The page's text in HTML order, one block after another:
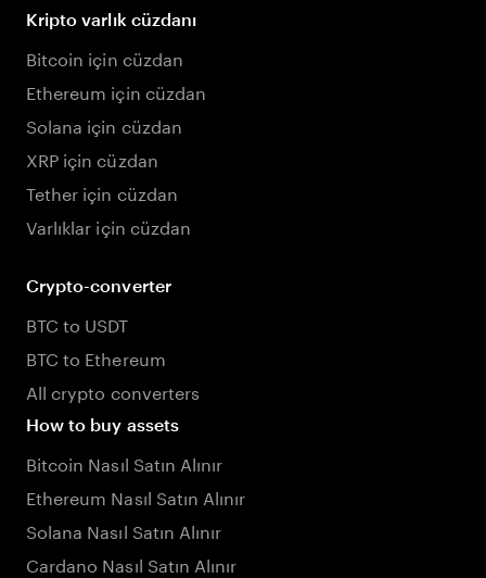
Kripto varlık cüzdanı
Bitcoin için cüzdan
Ethereum için cüzdan
Solana için cüzdan
XRP için cüzdan
Tether için cüzdan
Varlıklar için cüzdan
Crypto-converter
BTC to USDT
BTC to Ethereum
All crypto converters
How to buy assets
Bitcoin Nasıl Satın Alınır
Ethereum Nasıl Satın Alınır
Solana Nasıl Satın Alınır
Cardano Nasıl Satın Alınır